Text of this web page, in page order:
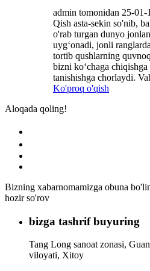
admin tomonidan 25-01-
Qish asta-sekin so'nib,
o'rab turgan dunyo
uyg‘onadi, jonli
tortib qushlarning
bizni ko‘chaga
tanishishga chorlaydi.
Ko'proq o'qish
Aloqada qoling!
Bizning xabarnomamizga obuna
hozir so'rov
bizga tashrif buyuring
Tang Long sanoat zonasi,
viloyati, Xitoy